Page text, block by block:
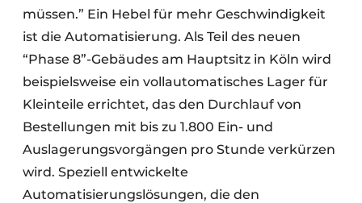
müssen.” Ein Hebel für mehr Geschwindigkeit
ist die Automatisierung. Als Teil des neuen
“Phase 8”-Gebäudes am Hauptsitz in Köln wird
beispielsweise ein vollautomatisches Lager für
Kleinteile errichtet, das den Durchlauf von
Bestellungen mit bis zu 1.800 Ein- und
Auslagerungsvorgängen pro Stunde verkürzen
wird. Speziell entwickelte
Automatisierungslösungen, die den